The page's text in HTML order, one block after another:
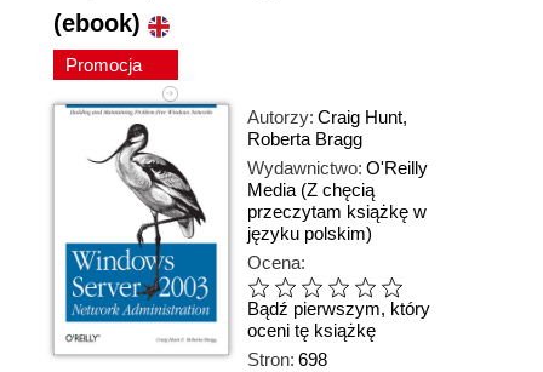
(ebook)
Promocja
Autorzy: Craig Hunt,
Roberta Bragg
Wydawnictwo: O'Reilly
Media (Z chęcią
przeczytam książkę w
języku polskim)
Ocena:
Bądź pierwszym, który
oceni tę książkę
Stron: 698